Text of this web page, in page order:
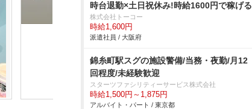
時台退勤×土日祝休み!時給1600円で稼げる
株式会社トーコー
時給1,600円
派遣社員 / 大阪府
錦糸町駅スグの施設警備/当務・夜勤/月12
回程度/未経験歓迎
スターツファシリティーサービス株式会社
時給1,500円～1,875円
アルバイト・パート / 東京都